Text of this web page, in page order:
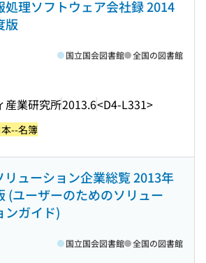
処理ソフトウェア会社録 2014
版
産業研究所2013.6<D4-L331>
国立国会図書館 全国の図書館
--名簿
リューション企業総覧 2013年
(ユーザーのためのソリュー
ンガイド)
国立国会図書館 全国の図書館